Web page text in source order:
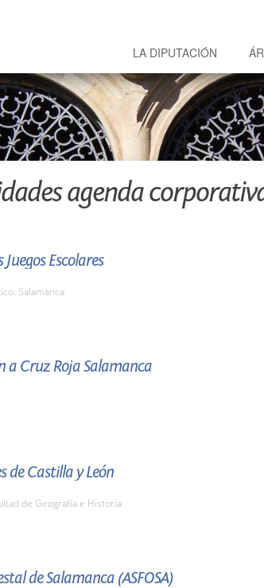
LA DIPUTACIÓN
agenda
Escolares
Salamanca
a Cruz Roja Salamanca
de Castilla y León
de Geografía e Historia
de Salamanca (ASFOSA)